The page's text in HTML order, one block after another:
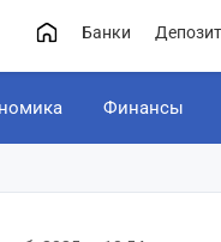
Банки
Финансы